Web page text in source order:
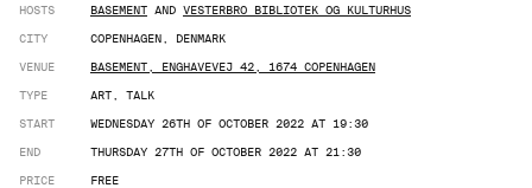
HOSTS BASEMENT AND VESTERBRO BIBLIOTEK OG KULTURHUS
CITY
COPENHAGEN, DENMARK
VENUE
BASEMENT, ENGHAVEVEJ 42, 1674 COPENHAGEN
TYPE
ART, TALK
START
WEDNESDAY 26TH OF OCTOBER 2022 AT 19:30
END
THURSDAY 27TH OF OCTOBER 2022 AT 21:30
PRICE
FREE